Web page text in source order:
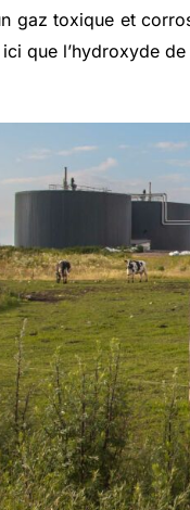
gaz toxique et
que l’hydroxyde